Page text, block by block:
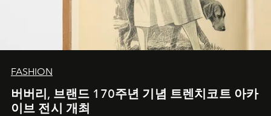
FASHION
버버리, 브랜드 170주년 기념 트렌치코트 아카
이브 전시 개최